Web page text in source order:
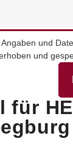
und
und
für